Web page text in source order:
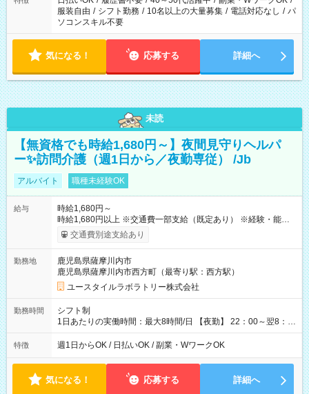
服装自由 / シフト勤務 / 10名以上の大量募集 / 電話対応なし / パ
ソコンスキル不要
気になる！ 応募する 詳細へ
未読
【無資格でも時給1,680円～】夜間見守りヘルパ
ー✨訪問介護（週1日から／夜勤専従） /Jb
アルバイト 職種未経験OK
給与
時給1,680円～
時給1,680円以上 ※交通費一部支給（既定あり） ※経験・能力を
考慮して決定します 【収入例】 週1回勤務の場合：1,680円×8時
間×4回=5万3,760円 週3回勤務の場合：1,680円×8時間×12回
月 ※ 雇用形態と給与に、本採用時と異なる部分があります。 雇
用形態：本採用時と同じです。 給与：時給 1,460円以上
交通費別途支給あり
勤務地
鹿児島県薩摩川内市
鹿児島県薩摩川内市西方町（最寄り駅：西方駅）
ユースタイルラボラトリー株式会社
勤務時間
シフト制
1日あたりの実働時間：最大8時間/日 【夜勤】 22：00～翌8：
00 ※週1日～OK ／ 夜勤専従 ※上記の時間内で8時間勤務（休憩
1時間）ご利用者様により、時間は異なります。 ※曜日固定（毎
特徴 週1日からOK / 日払いOK / 副業・WワークOK
気になる！ 応募する 詳細へ